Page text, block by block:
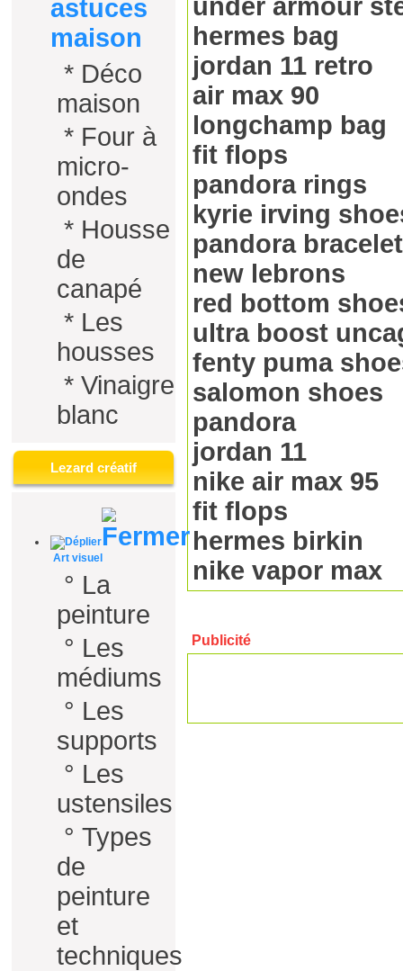
astuces
maison
* Déco
maison
* Four à
micro-
ondes
* Housse
de
canapé
* Les
housses
* Vinaigre
blanc
Lezard créatif
Art visuel
° La
peinture
° Les
médiums
° Les
supports
° Les
ustensiles
° Types
de
peinture
et
techniques
under armour
hermes bag
jordan 11 retro
air max 90
longchamp bag
fit flops
pandora rings
kyrie irving
pandora bracelet
new lebrons
red bottom
ultra boost
fenty puma
salomon shoes
pandora
jordan 11
nike air max 95
fit flops
hermes birkin
nike vapor max
Publicité